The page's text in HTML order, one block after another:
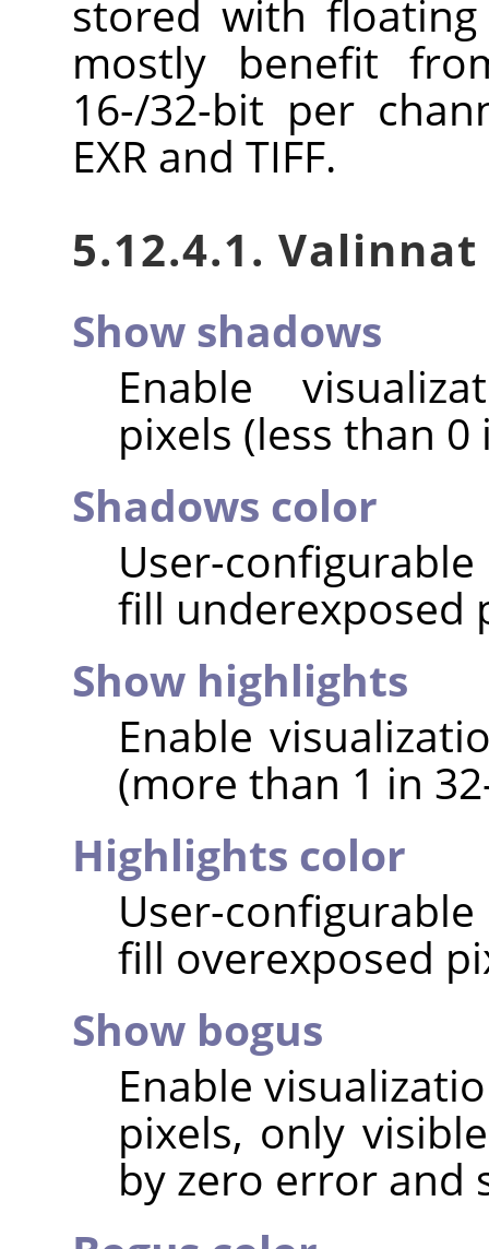
stored with
mostly benefit
16-/32-bit per
EXR and TIFF.
5.12.4.1. Valinnat
Show shadows
Enable
pixels (less than
Shadows color
User-
fill underexposed
Show highlights
Enable
(more than 1 in
Highlights color
User-
fill overexposed
Show bogus
Enable
pixels, only
by zero error and